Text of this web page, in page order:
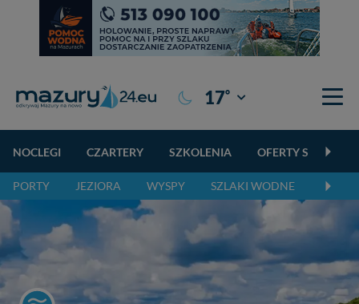
17° Giżycko
NOCLEGI CZARTERY SZKOLENIA OFERTY
PORTY JEZIORA WYSPY SZLAKI WODNE